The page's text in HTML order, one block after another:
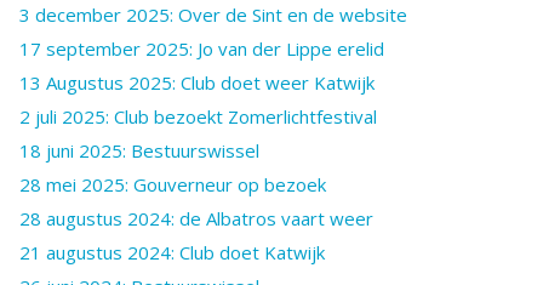
3 december 2025: Over de Sint en de website
17 september 2025: Jo van der Lippe erelid
13 Augustus 2025: Club doet weer Katwijk
2 juli 2025: Club bezoekt Zomerlichtfestival
18 juni 2025: Bestuurswissel
28 mei 2025: Gouverneur op bezoek
28 augustus 2024: de Albatros vaart weer
21 augustus 2024: Club doet Katwijk